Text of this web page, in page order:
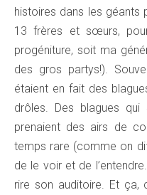
histoires dans les géants
13 frères et sœurs,
progéniture, soit ma
des gros partys!).
étaient en fait des
drôles. Des blagues qui
prenaient des airs de
temps rare (comme on
de le voir et de
rire son auditoire. Et ça,